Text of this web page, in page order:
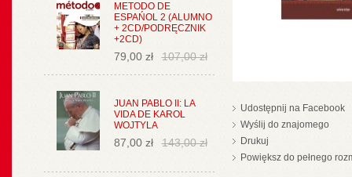
METODO DE
ESPAŃOL 2 (ALUMNO
+ 2CD/PODRĘCZNIK
+2CD)
79,00 zł 107,00 zł
JUAN PABLO II: LA
VIDA DE KAROL
WOJTYLA
87,00 zł 143,00 zł
Udostępnij na Facebook
Wyślij do znajomego
Drukuj
Powiększ do pełnego